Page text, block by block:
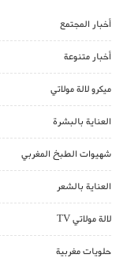
أخبار المجتمع
أخبار متنوعة
ميكرو لالة مولاتي
العناية بالبشرة
شهيوات الطبخ المغربي
العناية بالشعر
لالة مولاتي TV
حلويات مغربية